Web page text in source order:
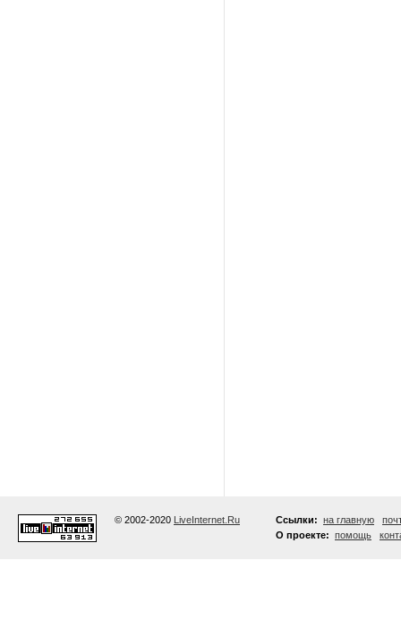
© 2002-2020 LiveInternet.Ru Ссылки: на главную
О проекте: помощь